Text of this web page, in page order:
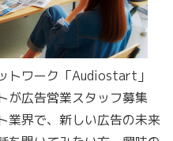
トワーク「Audiostart」
が広告営業スタッフ募集
業界で、新しい広告の未来